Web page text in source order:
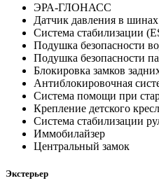
ЭРА-ГЛОНАСС
Датчик давления в шинах
Система стабилизации
Подушка безопасности
Подушка безопасности
Блокировка замков
Антиблокировочная
Система помощи при
Крепление детского
Система стабилизации
Иммобилайзер
Центральный замок
Экстерьер